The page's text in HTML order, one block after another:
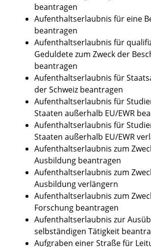
beantragen
Aufenthaltserlaubnis für eine
beantragen
Aufenthaltserlaubnis für
Geduldete zum Zweck der
beantragen
Aufenthaltserlaubnis für
der Schweiz beantragen
Aufenthaltserlaubnis für
Staaten außerhalb EU/EWR
Aufenthaltserlaubnis für
Staaten außerhalb EU/EWR
Aufenthaltserlaubnis zum
Ausbildung beantragen
Aufenthaltserlaubnis zum
Ausbildung verlängern
Aufenthaltserlaubnis zum
Forschung beantragen
Aufenthaltserlaubnis zur
selbständigen Tätigkeit
Aufgraben einer Straße für